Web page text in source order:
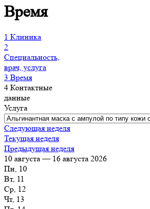
Время
1 Клиника
2
Специальность,
врач, услуга
3 Время
4 Контактные
данные
Услуга
Следующая неделя
Текущая неделя
Предыдущая неделя
10 августа — 16 августа 2026
Пн, 10
Вт, 11
Ср, 12
Чт, 13